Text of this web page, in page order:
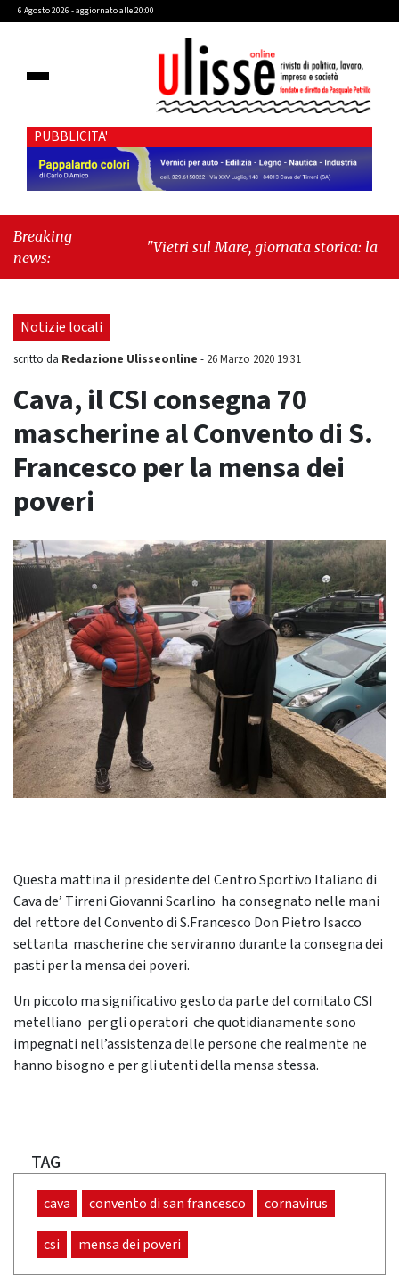
6 Agosto 2026 - aggiornato alle 20:00
PUBBLICITA'
Breaking
news:
"Vietri sul Mare, giornata storica: la ceramica
futuro"
Notizie locali
scritto da Redazione Ulisseonline - 26 Marzo 2020 19:31
Cava, il CSI consegna 70
mascherine al Convento di S.
Francesco per la mensa dei
poveri
Questa mattina il presidente del Centro Sportivo Italiano di
Cava de’ Tirreni Giovanni Scarlino ha consegnato nelle mani
del rettore del Convento di S.Francesco Don Pietro Isacco
settanta mascherine che serviranno durante la consegna dei
pasti per la mensa dei poveri.
Un piccolo ma significativo gesto da parte del comitato CSI
metelliano per gli operatori che quotidianamente sono
impegnati nell’assistenza delle persone che realmente ne
hanno bisogno e per gli utenti della mensa stessa.
TAG
cava convento di san francesco cornavirus
csi mensa dei poveri